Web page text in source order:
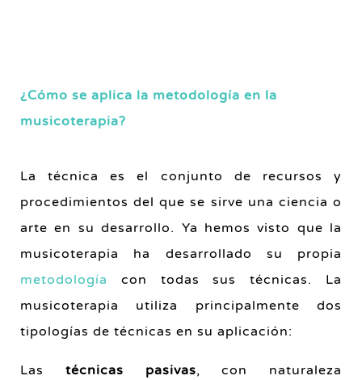
¿Cómo se aplica la metodología en la
musicoterapia?
La técnica es el conjunto de recursos y
procedimientos del que se sirve una ciencia o
arte en su desarrollo. Ya hemos visto que la
musicoterapia ha desarrollado su propia
metodología con todas sus técnicas. La
musicoterapia utiliza principalmente dos
tipologías de técnicas en su aplicación:
Las técnicas pasivas, con naturaleza